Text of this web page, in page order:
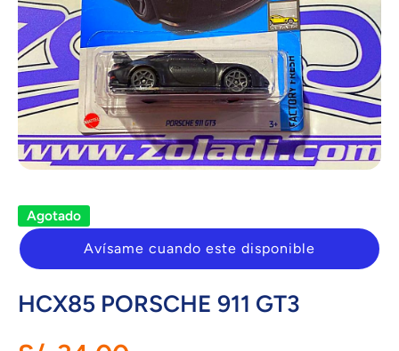
Agotado
Avísame cuando este disponible
HCX85 PORSCHE 911 GT3